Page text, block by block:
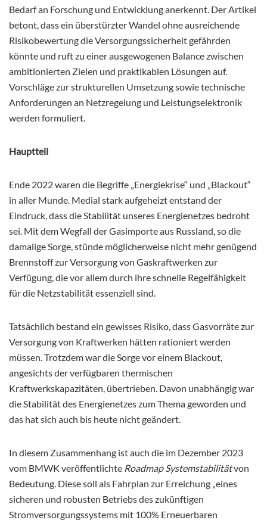
Bedarf an Forschung und Entwicklung anerkennt. Der Artikel
betont, dass ein überstürzter Wandel ohne ausreichende
Risikobewertung die Versorgungssicherheit gefährden
könnte und ruft zu einer ausgewogenen Balance zwischen
ambitionierten Zielen und praktikablen Lösungen auf.
Vorschläge zur strukturellen Umsetzung sowie technische
Anforderungen an Netzregelung und Leistungselektronik
werden formuliert.
Hauptteil
Ende 2022 waren die Begriffe „Energiekrise“ und „Blackout“
in aller Munde. Medial stark aufgeheizt entstand der
Eindruck, dass die Stabilität unseres Energienetzes bedroht
sei. Mit dem Wegfall der Gasimporte aus Russland, so die
damalige Sorge, stünde möglicherweise nicht mehr genügend
Brennstoff zur Versorgung von Gaskraftwerken zur
Verfügung, die vor allem durch ihre schnelle Regelfähigkeit
für die Netzstabilität essenziell sind.
Tatsächlich bestand ein gewisses Risiko, dass Gasvorräte zur
Versorgung von Kraftwerken hätten rationiert werden
müssen. Trotzdem war die Sorge vor einem Blackout,
angesichts der verfügbaren thermischen
Kraftwerkskapazitäten, übertrieben. Davon unabhängig war
die Stabilität des Energienetzes zum Thema geworden und
das hat sich auch bis heute nicht geändert.
In diesem Zusammenhang ist auch die im Dezember 2023
vom BMWK veröffentlichte Roadmap Systemstabilitätvon
Bedeutung. Diese soll als Fahrplan zur Erreichung „eines
sicheren und robusten Betriebs des zukünftigen
Stromversorgungssystems mit 100% Erneuerbaren